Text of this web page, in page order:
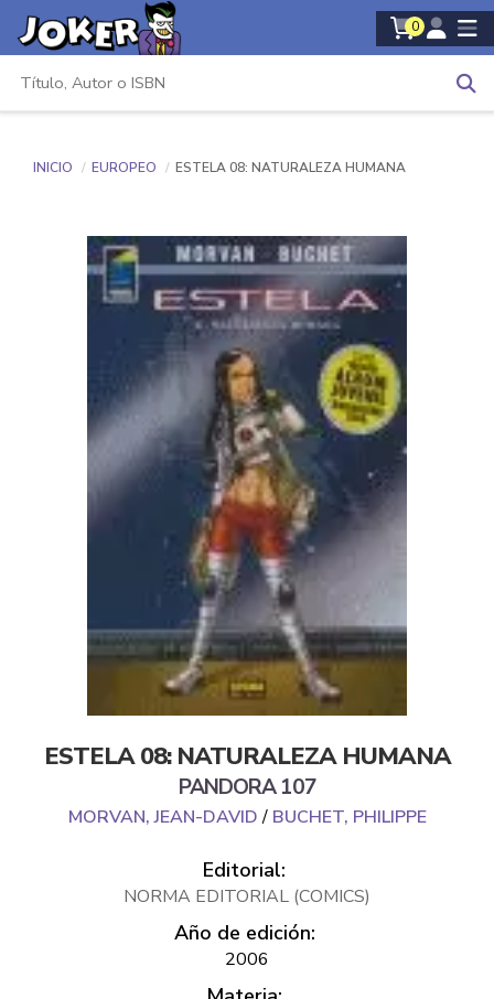
0
INICIO EUROPEO ESTELA 08: NATURALEZA HUMANA
ESTELA 08: NATURALEZA HUMANA
PANDORA 107
MORVAN, JEAN-DAVID/ BUCHET, PHILIPPE
Editorial:
NORMA EDITORIAL (COMICS)
Año de edición:
2006